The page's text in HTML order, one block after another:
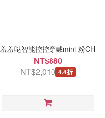
羞羞哒智能控控穿戴mini-粉CH
NT$880
NT$2,010 4.4折